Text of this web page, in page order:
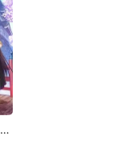
欢迎来到日本 精灵小姐